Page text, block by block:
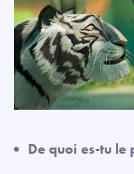
De quoi es-tu le